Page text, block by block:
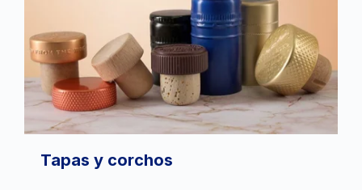
Tapas y corchos